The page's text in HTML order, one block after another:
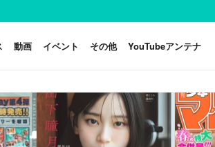
動画 イベント その他 YouTubeアンテナ